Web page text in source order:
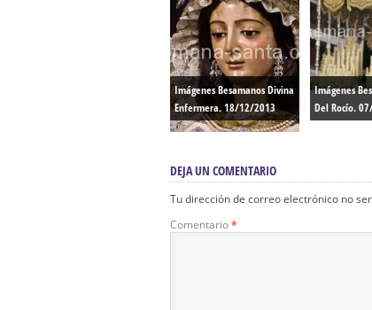
Imágenes Besamanos Divina
Enfermera. 18/12/2013
Imágenes
Del Rocío.
DEJA UN COMENTARIO
Tu dirección de correo electrónico no
Comentario*